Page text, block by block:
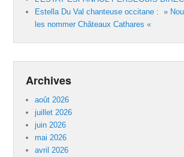
Estella Du Val chanteuse occitane : »
les nommer Châteaux Cathares «
Archives
août 2026
juillet 2026
juin 2026
mai 2026
avril 2026